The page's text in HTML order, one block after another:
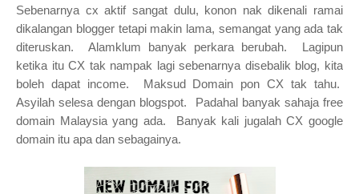
Sebenarnya cx aktif sangat dulu, konon nak dikenali ramai
dikalangan blogger tetapi makin lama, semangat yang ada tak
diteruskan. Alamklum banyak perkara berubah. Lagipun
ketika itu CX tak nampak lagi sebenarnya disebalik blog, kita
boleh dapat income. Maksud Domain pon CX tak tahu.
Asyilah selesa dengan blogspot. Padahal banyak sahaja free
domain Malaysia yang ada. Banyak kali jugalah CX google
domain itu apa dan sebagainya.